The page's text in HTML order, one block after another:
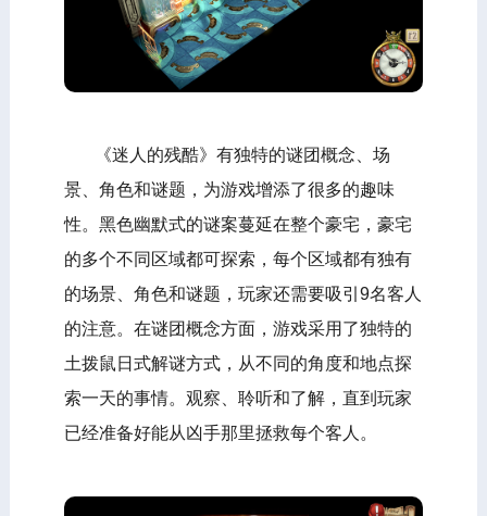
《迷人的残酷》有独特的谜团概念、场
景、角色和谜题，为游戏增添了很多的趣味
性。黑色幽默式的谜案蔓延在整个豪宅，豪宅
的多个不同区域都可探索，每个区域都有独有
的场景、角色和谜题，玩家还需要吸引9名客人
的注意。在谜团概念方面，游戏采用了独特的
土拨鼠日式解谜方式，从不同的角度和地点探
索一天的事情。观察、聆听和了解，直到玩家
已经准备好能从凶手那里拯救每个客人。